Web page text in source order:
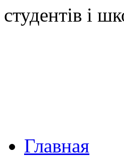
студентів і
Главная